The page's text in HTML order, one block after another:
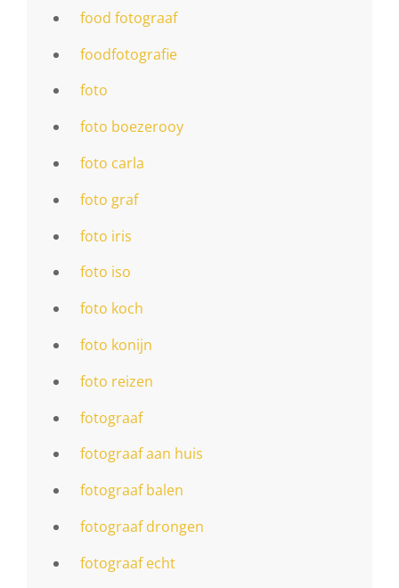
food fotograaf
foodfotografie
foto
foto boezerooy
foto carla
foto graf
foto iris
foto iso
foto koch
foto konijn
foto reizen
fotograaf
fotograaf aan huis
fotograaf balen
fotograaf drongen
fotograaf echt